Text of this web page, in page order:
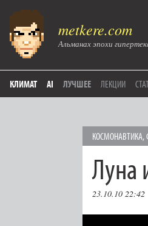
metkere.com
Альманах эпохи
КЛИМАТ AI ЛУЧШЕЕ ЛЕКЦИИ
КОСМОНАВТИКА,
Луна
23.10.10 22:42